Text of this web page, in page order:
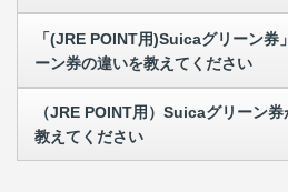
「(JRE POINT用)Suicaグリーン券
ーン券の違いを教えてください
（JRE POINT用）Suicaグリーン
教えてください